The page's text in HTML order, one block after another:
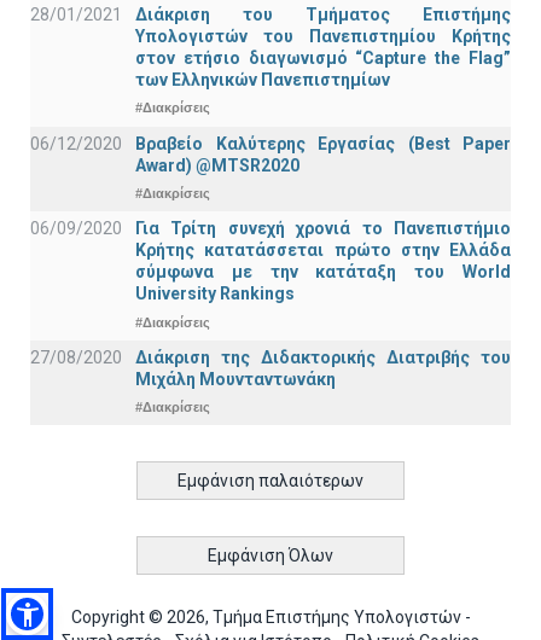
28/01/2021
Διάκριση του Τμήματος Επιστήμης
Υπολογιστών του Πανεπιστημίου Κρήτης
στον ετήσιο διαγωνισμό “Capture the Flag”
των Ελληνικών Πανεπιστημίων
#Διακρίσεις
06/12/2020
Βραβείο Καλύτερης Εργασίας (Best Paper
Award) @MTSR2020
#Διακρίσεις
06/09/2020
Για Τρίτη συνεχή χρονιά το Πανεπιστήμιο
Κρήτης κατατάσσεται πρώτο στην Ελλάδα
σύμφωνα με την κατάταξη του World
University Rankings
#Διακρίσεις
27/08/2020
Διάκριση της Διδακτορικής Διατριβής του
Μιχάλη Μουνταντωνάκη
#Διακρίσεις
Εμφάνιση παλαιότερων
Εμφάνιση Όλων
Copyright © 2026, Τμήμα Επιστήμης Υπολογιστών -